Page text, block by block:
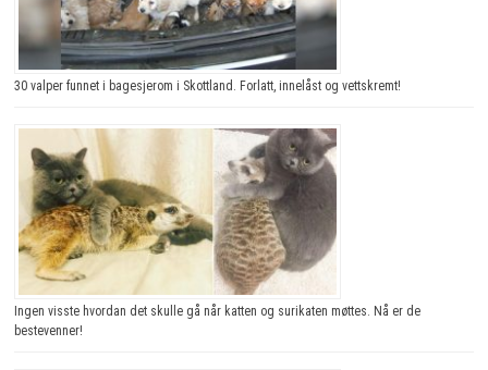
30 valper funnet i bagesjerom i Skottland. Forlatt, innelåst og vettskremt!
Ingen visste hvordan det skulle gå når katten og surikaten møttes. Nå er de
bestevenner!